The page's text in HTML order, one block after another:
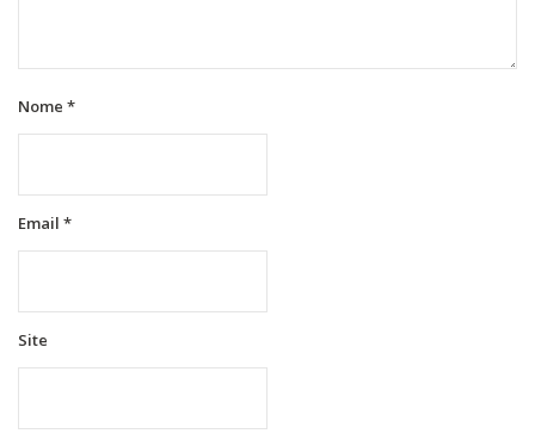
Nome *
Email *
Site